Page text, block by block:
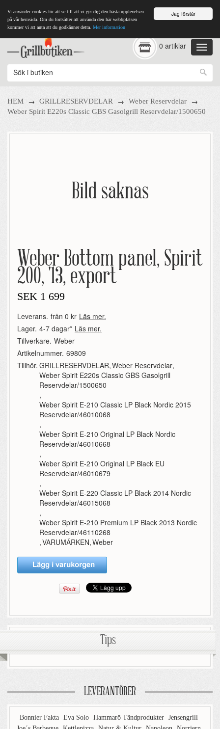
Jag förstår
Vi använder cookies för att se till att vi ger dig den bästa upplevelsen
på vår hemsida. Om du fortsätter att använda den här webbplatsen
kommer vi att anta att du godkänner detta. Mer information
0 artiklar
HEM → GRILLRESERVDELAR → Weber Reservdelar →
Weber Spirit E220s Classic GBS Gasolgrill Reservdelar/1500650
Bild saknas
Weber Bottom panel, Spirit
200, '13, export
SEK 1 699
Leverans. från 0 kr Läs mer.
Lager. 4-7 dagar* Läs mer.
Tillverkare. Weber
Artikelnummer. 69809
Tillhör. GRILLRESERVDELAR,Weber Reservdelar,
Weber Spirit E220s Classic GBS Gasolgrill
Reservdelar/1500650
,
Weber Spirit E-210 Classic LP Black Nordic 2015
Reservdelar/46010068
,
Weber Spirit E-210 Original LP Black Nordic
Reservdelar/46010668
,
Weber Spirit E-210 Original LP Black EU
Reservdelar/46010679
,
Weber Spirit E-220 Classic LP Black 2014 Nordic
Reservdelar/46015068
,
Weber Spirit E-210 Premium LP Black 2013 Nordic
Reservdelar/46110268
,VARUMÄRKEN,Weber
Tips
LEVERANTÖRER
Bonnier Fakta Eva Solo Hammarö Tändprodukter Jensengrill